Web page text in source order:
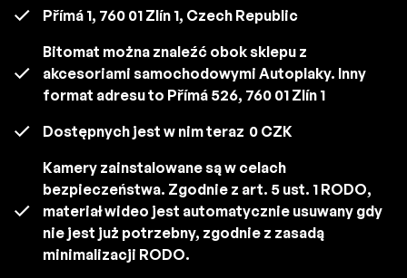
Přímá 1, 760 01 Zlín 1, Czech Republic
Bitomat można znaleźć obok sklepu z
akcesoriami samochodowymi Autoplaky. Inny
format adresu to Přímá 526, 760 01 Zlín 1
Dostępnych jest w nim teraz 0 CZK
Kamery zainstalowane są w celach
bezpieczeństwa. Zgodnie z art. 5 ust. 1 RODO,
materiał wideo jest automatycznie usuwany gdy
nie jest już potrzebny, zgodnie z zasadą
minimalizacji RODO.